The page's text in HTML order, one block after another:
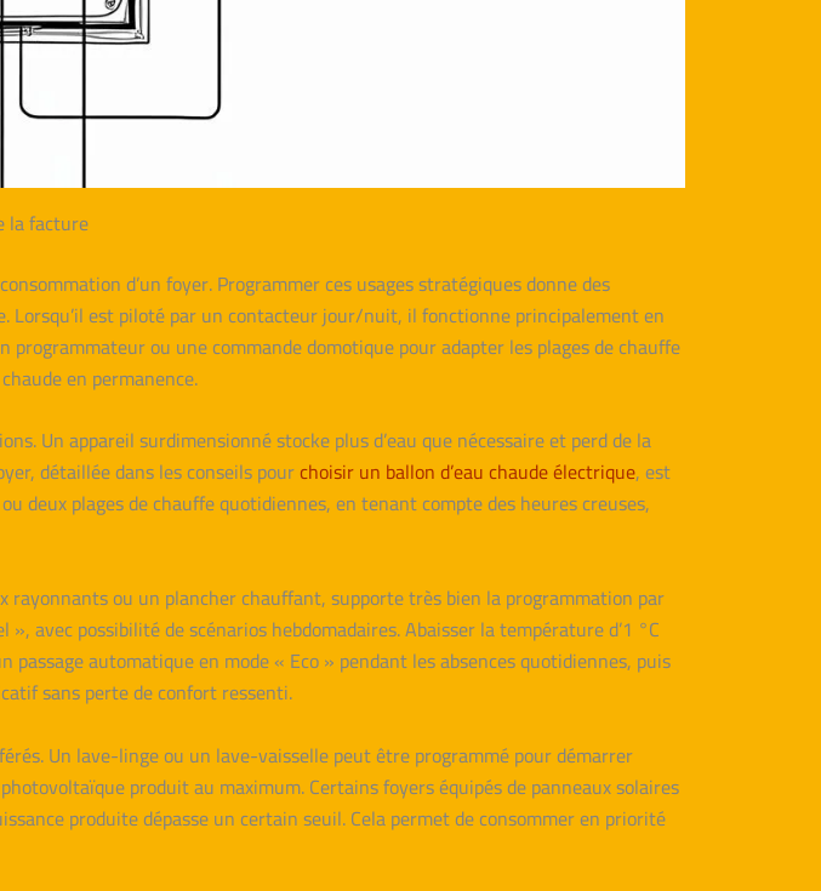
la facture
d’un foyer. Programmer ces usages stratégiques donne des
Lorsqu’il est piloté par un contacteur jour/nuit, il fonctionne principalement en
ou une commande domotique pour adapter les plages de chauffe
en permanence.
Un appareil surdimensionné stocke plus d’eau que nécessaire et perd de la
détaillée dans les conseils pourchoisir un ballon d’eau chaude électrique, est
deux plages de chauffe quotidiennes, en tenant compte des heures creuses,
rayonnants ou un plancher chauffant, supporte très bien la programmation par
avec possibilité de scénarios hebdomadaires. Abaisser la température d’1 °C
automatique en mode « Eco » pendant les absences quotidiennes, puis
sans perte de confort ressenti.
Un lave-linge ou un lave-vaisselle peut être programmé pour démarrer
produit au maximum. Certains foyers équipés de panneaux solaires
produite dépasse un certain seuil. Cela permet de consommer en priorité